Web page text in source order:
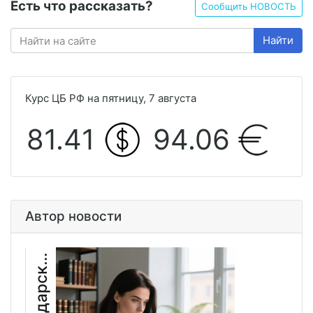
Есть что рассказать? Сообщить НОВОСТЬ
Найти
Курс ЦБ РФ на пятницу, 7 августа
81.41 94.06
Автор новости
В
я